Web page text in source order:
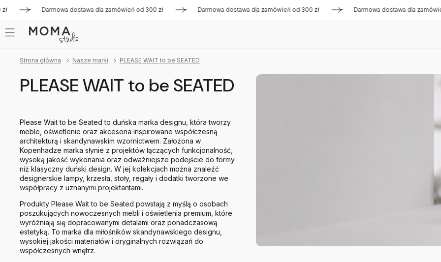
Darmowa dostawa dla zamówień od 300 zł Darmowa dostawa dla zamówień od 300 zł Darmowa dostawa dla zamówień od
Strona główna Nasze marki PLEASE WAIT to be SEATED
PLEASE WAIT to be SEATED
Please Wait to be Seated to duńska marka designu, która tworzy
meble, oświetlenie oraz akcesoria inspirowane współczesną
architekturą i skandynawskim wzornictwem. Założona w
Kopenhadze marka słynie z projektów łączących funkcjonalność,
wysoką jakość wykonania oraz odważniejsze podejście do formy
niż klasyczny duński design. W jej kolekcjach można znaleźć
designerskie lampy, krzesła, stoły, regały i dodatki tworzone we
współpracy z uznanymi projektantami.
Produkty Please Wait to be Seated powstają z myślą o osobach
poszukujących nowoczesnych mebli i oświetlenia premium, które
wyróżniają się dopracowanymi detalami oraz ponadczasową
estetyką. To marka dla miłośników skandynawskiego designu,
wysokiej jakości materiałów i oryginalnych rozwiązań do
współczesnych wnętrz.